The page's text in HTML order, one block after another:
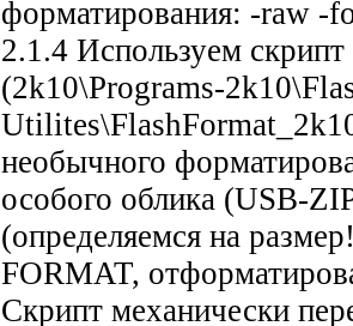
форматирования: -raw -
2.1.4 Используем
(2k10\Programs-
необычного
особого облика (USB-
(определяемся на
FORMAT,
Скрипт механически